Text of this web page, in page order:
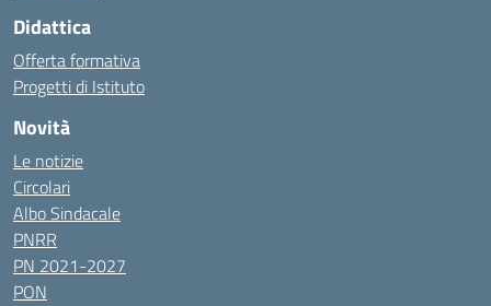
Didattica
Offerta formativa
Progetti di Istituto
Novità
Le notizie
Circolari
Albo Sindacale
PNRR
PN 2021-2027
PON